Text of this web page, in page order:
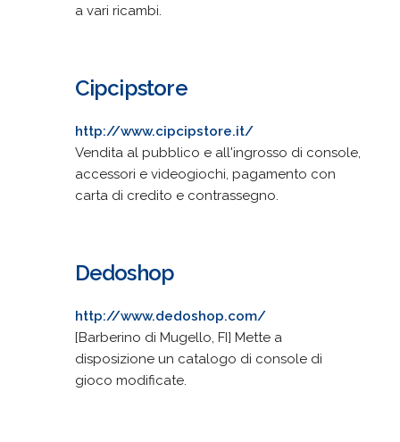
a vari ricambi.
Cipcipstore
http://www.cipcipstore.it/
Vendita al pubblico e all'ingrosso di console,
accessori e videogiochi, pagamento con
carta di credito e contrassegno.
Dedoshop
http://www.dedoshop.com/
[Barberino di Mugello, FI] Mette a
disposizione un catalogo di console di
gioco modificate.